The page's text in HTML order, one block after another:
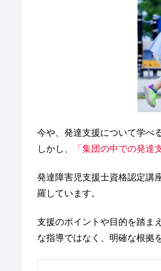
今や、発達支援について学べ
しかし、
「集団の中での発達
発達障害児支援士資格認定講
羅しています。
支援のポイントや目的を踏ま
な指導ではなく、明確な根拠